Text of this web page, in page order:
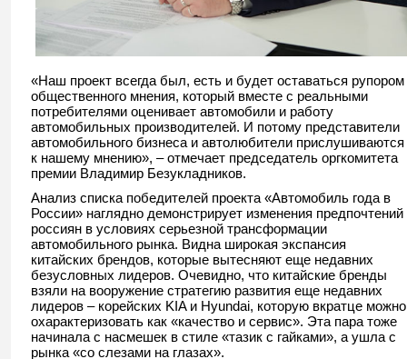
«Наш проект всегда был, есть и будет оставаться рупором
общественного мнения, который вместе с реальными
потребителями оценивает автомобили и работу
автомобильных производителей. И потому представители
автомобильного бизнеса и автолюбители прислушиваются
к нашему мнению», – отмечает председатель оргкомитета
премии Владимир Безукладников.
Анализ списка победителей проекта «Автомобиль года в
России» наглядно демонстрирует изменения предпочтений
россиян в условиях серьезной трансформации
автомобильного рынка. Видна широкая экспансия
китайских брендов, которые вытесняют еще недавних
безусловных лидеров. Очевидно, что китайские бренды
взяли на вооружение стратегию развития еще недавних
лидеров – корейских KIA и Hyundai, которую вкратце можно
охарактеризовать как «качество и сервис». Эта пара тоже
начинала с насмешек в стиле «тазик с гайками», а ушла с
рынка «со слезами на глазах».